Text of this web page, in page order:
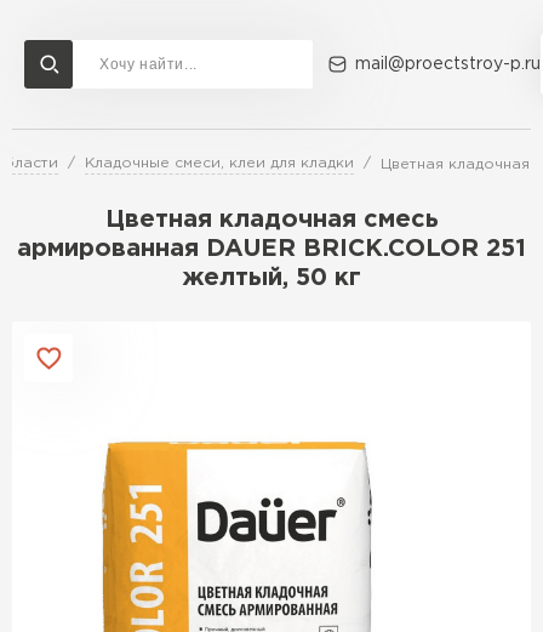
mail@proectstroy-p.ru
Кладочные смеси, клеи для кладки Цветная кладочная
Цветная кладочная смесь
армированная DAUER BRICK.COLOR 251
желтый, 50 кг
Доставка и оплата Акции О компании Контакты
Перейти в каталог
Газобетон (ЕвроАэроБетон)
ПЕРЕЙТИ
Газобетон Бонолит
Газобетон Могилевский КСИ
Газобетон Могилевский
Газосиликат